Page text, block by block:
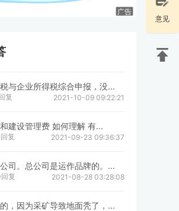
广告
与企业所得税综合申报，没...
复 2021-10-09 09:22:21
建设管理费 如何理解 有...
复 2021-09-23 09:36:37
司。总公司是运作品牌的。...
复 2021-08-28 03:28:08
，因为采矿导致地面秃了，...
意见